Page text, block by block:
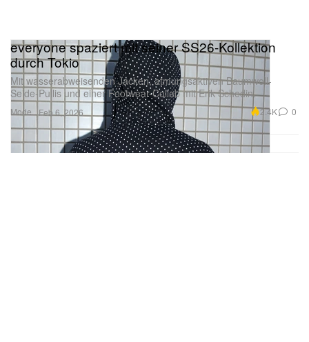
Mode
everyone spaziert mit seiner SS26-Kollektion
durch Tokio
Mit wasserabweisenden Jacken, atmungsaktiven Baumwoll-
Seide-Pullis und einer Footwear-Collab mit Erik Schedin.
Feb 6, 2026 2.4K 0